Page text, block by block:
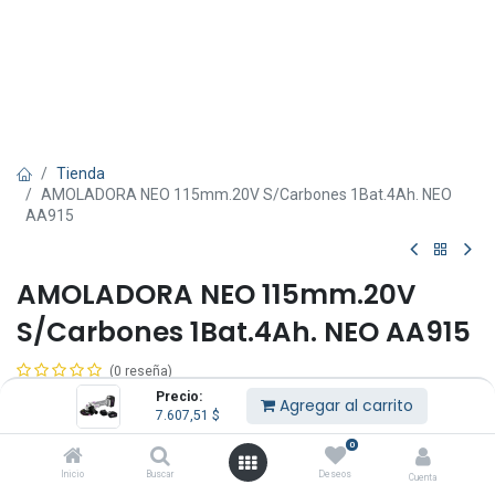
Precio:
7.607,51 $ Agregar al carrito
Inicio Buscar
0
Deseos Cuenta
Tienda
AMOLADORA NEO 115mm.20V S/Carbones 1Bat.4Ah. NEO
AA915
AMOLADORA NEO 115mm.20V
S/Carbones 1Bat.4Ah. NEO AA915
(0 reseña)
RPM: : 0 ~ 9000/min
Capacidad 115mm 4”1/2
Batería 4Ah